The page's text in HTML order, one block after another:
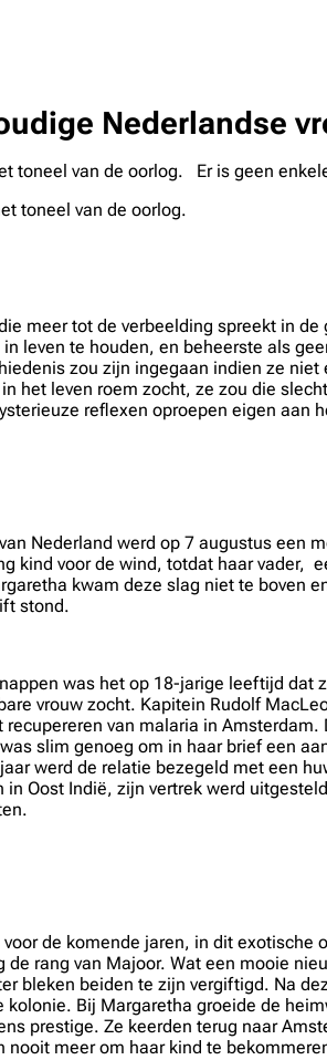
Nederlandse
toneel van de oorlog. Er is geen
toneel van de oorlog.
meer tot de verbeelding spreekt in de
leven te houden, en beheerste als
zou zijn ingegaan indien ze
het leven roem zocht, ze zou die
reflexen oproepen eigen
Nederland werd op 7 augustus een
kind voor de wind, totdat haar
kwam deze slag niet te boven
stond.
was het op 18-jarige leeftijd
vrouw zocht. Kapitein Rudolf
van malaria in
slim genoeg om in haar brief een
werd de relatie bezegeld met een
Oost Indië, zijn vertrek werd
de komende jaren, in dit
de rang van Majoor. Wat een mooie
bleken beiden te zijn vergiftigd. Na
Bij Margaretha groeide de
prestige. Ze keerden terug naar
nooit meer om haar kind te